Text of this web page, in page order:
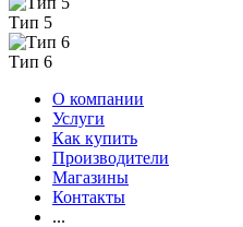
Тип 5
Тип 6
О компании
Услуги
Как купить
Производители
Магазины
Контакты
...